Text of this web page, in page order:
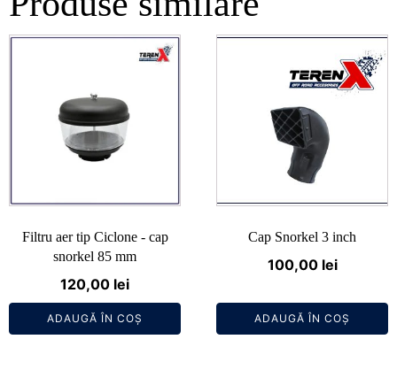
Filtru aer tip Ciclone - cap
snorkel 85 mm
120,00 lei
ADAUGĂ ÎN COȘ
Cap Snorkel 3 inch
100,00 lei
ADAUGĂ ÎN COȘ